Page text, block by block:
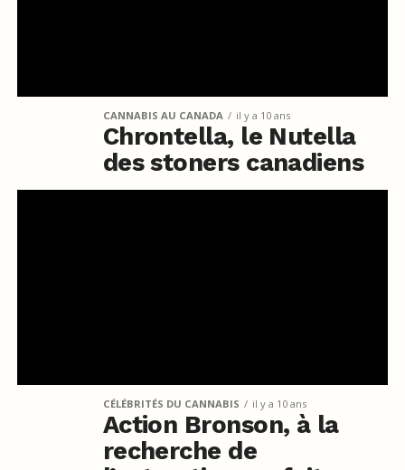
CANNABIS AU CANADA il y a 10 ans
Chrontella, le Nutella
des stoners canadiens
CÉLÉBRITÉS DU CANNABIS il y a 10 ans
Action Bronson, à la
recherche de